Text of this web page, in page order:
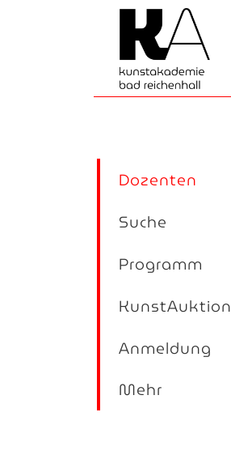
Dozenten
Suche
Programm
KunstAuktion
Anmeldung
Mehr